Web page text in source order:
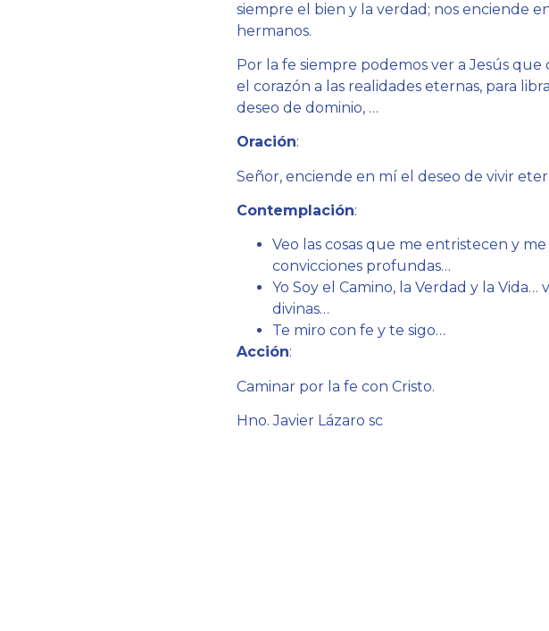
siempre el bien y la verdad; nos enciende
hermanos.
Por la fe siempre podemos ver a Jesús
el corazón a las realidades eternas, para
deseo de dominio, …
Oración:
Señor, enciende en mí el deseo de vivir
Contemplación:
Veo las cosas que me entristecen y
convicciones profundas…
Yo Soy el Camino, la Verdad y la
divinas…
Te miro con fe y te sigo…
Acción:
Caminar por la fe con Cristo.
Hno. Javier Lázaro sc